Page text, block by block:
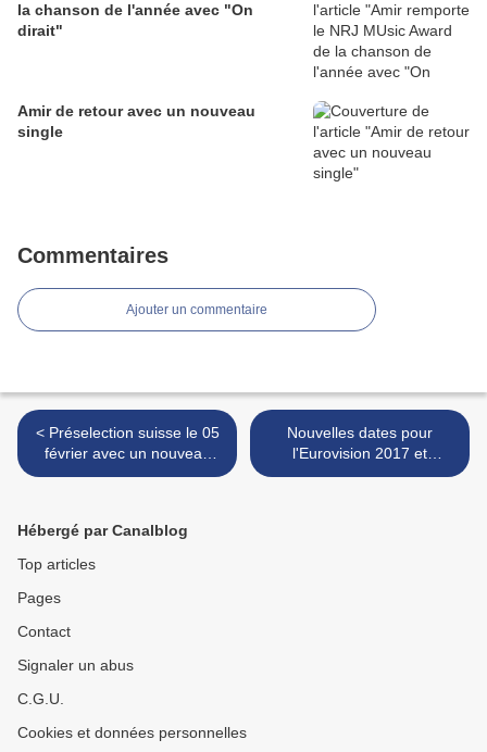
la chanson de l'année avec "On
dirait"
Amir de retour avec un nouveau
single
Commentaires
Ajouter un commentaire
< Préselection suisse le 05
février avec un nouveau
format
Nouvelles dates pour
l'Eurovision 2017 et
indication des critères de
Hébergé par Canalblog
Top articles
Pages
Contact
Signaler un abus
C.G.U.
Cookies et données personnelles